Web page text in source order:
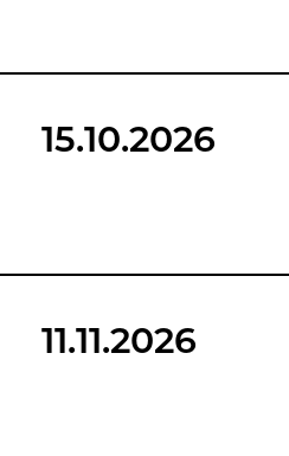
15.10.2026
11.11.2026